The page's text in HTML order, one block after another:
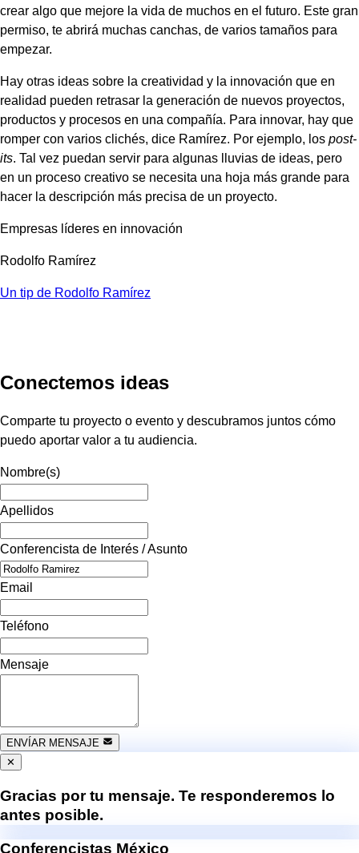
crear algo que mejore la vida de muchos en el futuro. Este gran
permiso, te abrirá muchas canchas, de varios tamaños para
empezar.
Hay otras ideas sobre la creatividad y la innovación que en
realidad pueden retrasar la generación de nuevos proyectos,
productos y procesos en una compañía. Para innovar, hay que
romper con varios clichés, dice Ramírez. Por ejemplo, los post-
its. Tal vez puedan servir para algunas lluvias de ideas, pero
en un proceso creativo se necesita una hoja más grande para
hacer la descripción más precisa de un proyecto.
Empresas líderes en innovación
Rodolfo Ramírez
Un tip de Rodolfo Ramírez
Conectemos ideas
Comparte tu proyecto o evento y descubramos juntos cómo
puedo aportar valor a tu audiencia.
Nombre(s)
Apellidos
Conferencista de Interés / Asunto
Email
Teléfono
Mensaje
ENVÍAR MENSAJE
✕
Gracias por tu mensaje. Te responderemos lo
antes posible.
Conferencistas México